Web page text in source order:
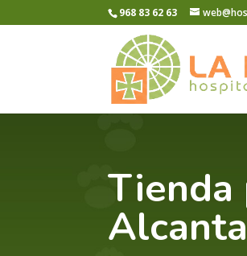
968 83 62 63
Tienda